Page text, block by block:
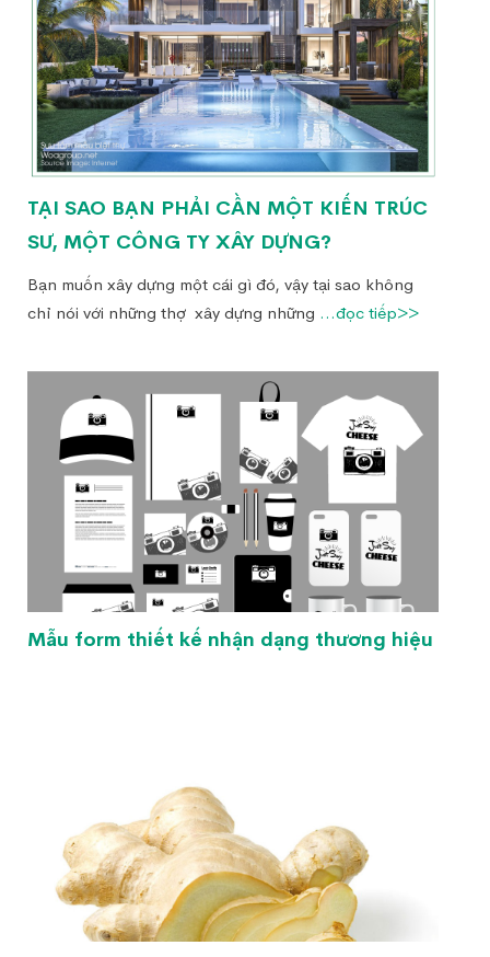
TẠI SAO BẠN PHẢI CẦN MỘT KIẾN TRÚC
SƯ, MỘT CÔNG TY XÂY DỰNG?
Bạn muốn xây dựng một cái gì đó, vậy tại sao không
chỉ nói với những thợ xây dựng những ...đọc tiếp>>
Mẫu form thiết kế nhận dạng thương hiệu